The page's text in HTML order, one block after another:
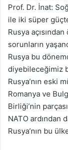
Prof. Dr. İnat:
ile iki süper
Rusya
sorunların
Rusya bu
diyebileceğimiz
Rusya’nın eski
Romanya ve
Birliği’nin
NATO ardından
Rusya’nın bu